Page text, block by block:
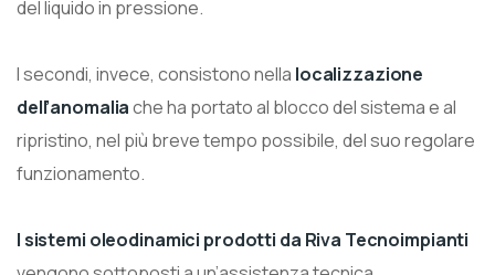
del liquido in pressione.
I secondi, invece, consistono nella localizzazione
dell’anomaliache ha portato al blocco del sistema e al
ripristino, nel più breve tempo possibile, del suo regolare
funzionamento.
I sistemi oleodinamici prodotti da Riva Tecnoimpianti